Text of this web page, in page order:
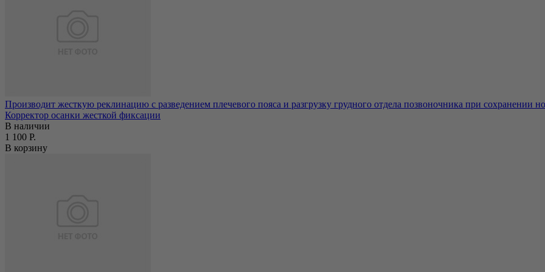
Производит жесткую реклинацию с разведением плечевого пояса и разгрузку грудного отдела позвоночника при сохранении
Корректор осанки жесткой фиксации
В наличии
1 100 Р.
В корзину